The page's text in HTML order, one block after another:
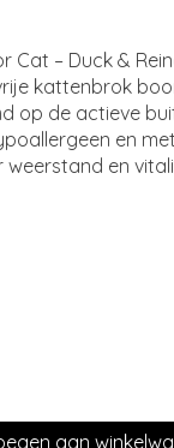
Cat – Duck &
kattenbrok
op de actieve
en
en
aan